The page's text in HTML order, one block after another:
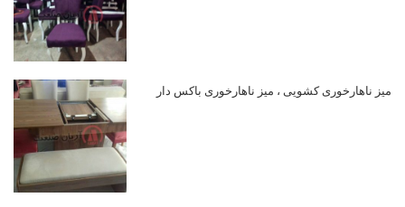
میز ناهارخوری کشویی ، میز ناهارخوری باکس دار